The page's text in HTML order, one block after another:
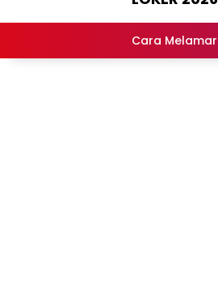
Lowongan
Cara Melamar